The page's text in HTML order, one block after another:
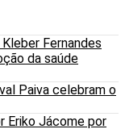
Fernandes
da saúde
Paiva celebram o
Eriko Jácome por